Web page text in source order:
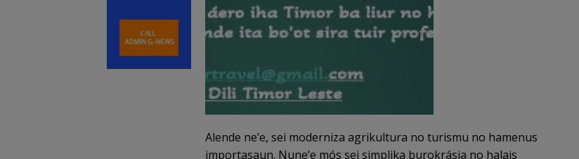
Alende ne’e, sei moderniza agrikultura no turismu no hamenus
importasaun. Nune’e mós sei simplika burokrásia no halais